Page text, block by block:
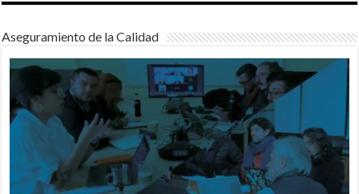
Aseguramiento de la Calidad